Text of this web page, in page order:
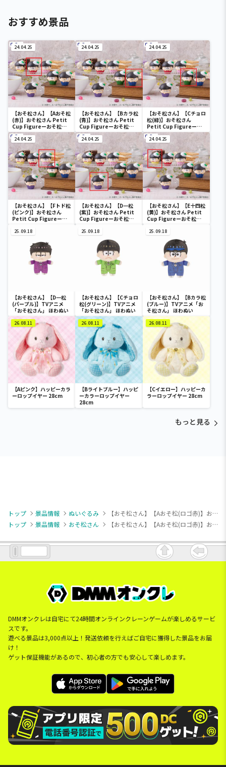
おすすめ景品
24.04.25
【おそ松さん】【Aおそ松
(赤)】おそ松さん Petit
Cup Figureーおそ松さ
んー
24.04.25
【おそ松さん】【Bカラ松
(青)】おそ松さん Petit
Cup Figureーおそ松さ
んー
24.04.25
【おそ松さん】【Cチョロ
松(緑)】おそ松さん
Petit Cup Figureーお
そ松さんー
24.04.25
【おそ松さん】【Fトド松
(ピンク)】おそ松さん
Petit Cup Figureーお
24.04.25
【おそ松さん】【D一松
(紫)】おそ松さん Petit
Cup Figureーおそ松さ
24.04.25
【おそ松さん】【E十四松
(黄)】おそ松さん Petit
Cup Figureーおそ松さ
25.09.18
【おそ松さん】【D一松
(パープル)】TVアニメ
「おそ松さん」 ほわぬい
25.09.18
【おそ松さん】【Cチョロ
松(グリーン)】TVアニメ
「おそ松さん」 ほわぬい
25.09.18
【おそ松さん】【Bカラ松
(ブルー)】TVアニメ「お
そ松さん」 ほわぬい
26.08.11
【Aピンク】ハッピーカラ
ーロップイヤー 28cm
26.08.11
【Bライトブルー】ハッピ
ーカラーロップイヤー
28cm
26.08.11
【Cイエロー】ハッピーカ
ラーロップイヤー 28cm
もっと見る
トップ 景品情報 ぬいぐるみ
【おそ松さん】【Aおそ松(ロゴ赤)】おそ松さん ぷれちゃすぬいぐるみ
トップ
景品情報 おそ松さん 【おそ松さん】【Aおそ松(ロゴ赤)】おそ松さん ぷれちゃすぬいぐるみ
DMMオンクレは自宅にて24時間オンラインクレーンゲームが楽しめるサービ
スです。
遊べる景品は3,000点以上！発送依頼を行えばご自宅に獲得した景品をお届
け！
ゲット保証機能があるので、初心者の方でも安心して楽しめます。